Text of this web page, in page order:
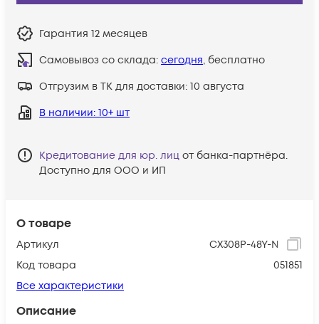
О товаре
Артикул
CX308P-48Y-N
Код товара
051851
Все характеристики
Описание
Гарантия 12 месяцев
Самовывоз со склада: сегодня, бесплатно
Отгрузим в ТК для доставки: 10 августа
В наличии: 10+ шт
Кредитование для юр. лиц от банка-партнёра.
Доступно для ООО и ИП